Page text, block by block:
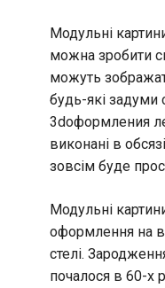
Модульні
можна зробити
можуть
будь-які задуми
3dоформления
виконані в
зовсім буде
Модульні
оформлення на
стелі.
почалося в 60-х